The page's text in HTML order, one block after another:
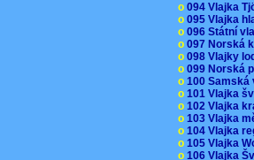
o 094 Vlajka
o 095 Vlajka
o 096 Státní
o 097 Norská
o 098 Vlajky
o 099 Norská
o 100 Samská
o 101 Vlajka
o 102 Vlajka
o 103 Vlajka
o 104 Vlajka
o 105 Vlajka
o 106 Vlajka